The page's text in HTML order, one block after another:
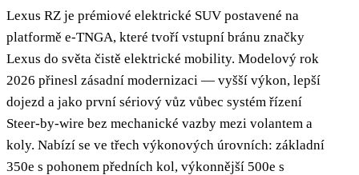
Lexus RZ je prémiové elektrické SUV postavené na
platformě e-TNGA, které tvoří vstupní bránu značky
Lexus do světa čistě elektrické mobility. Modelový rok
2026 přinesl zásadní modernizaci — vyšší výkon, lepší
dojezd a jako první sériový vůz vůbec systém řízení
Steer-by-wire bez mechanické vazby mezi volantem a
koly. Nabízí se ve třech výkonových úrovních: základní
350e s pohonem předních kol, výkonnější 500e s